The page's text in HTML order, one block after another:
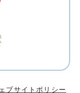
ブサイトポリシー